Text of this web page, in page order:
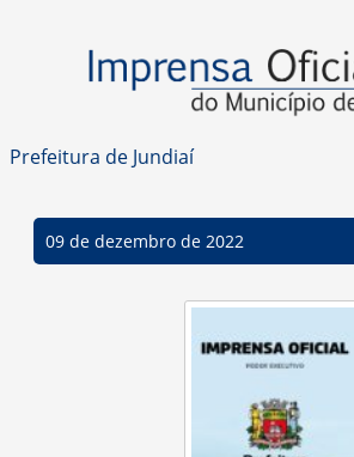
Prefeitura de Jundiaí
09 de dezembro de 2022